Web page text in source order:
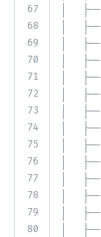
67
68
69
70
71
72
73
74
75
76
77
78
79
80
│   ├──
│   ├──
│   ├──
│   ├──
│   ├──
│   ├──
│   ├──
│   ├──
│   ├──
│   ├──
│   ├──
│   ├──
│   ├──
│   ├──